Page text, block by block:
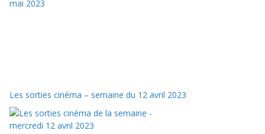
Les sorties cinéma – semaine du 12 avril 2023